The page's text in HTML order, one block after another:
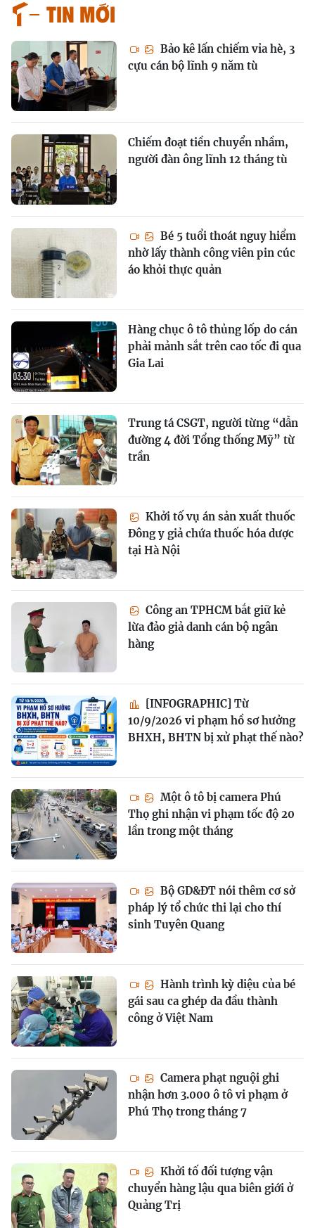
Tin mới
Bảo kê lấn chiếm vỉa hè, 3
cựu cán bộ lĩnh 9 năm tù
Chiếm đoạt tiền chuyển nhầm,
người đàn ông lĩnh 12 tháng tù
Bé 5 tuổi thoát nguy hiểm
nhờ lấy thành công viên pin cúc
áo khỏi thực quản
Hàng chục ô tô thủng lốp do cán
phải mảnh sắt trên cao tốc đi qua
Gia Lai
Trung tá CSGT, người từng “dẫn
đường 4 đời Tổng thống Mỹ” từ
trần
Khởi tố vụ án sản xuất thuốc
Đông y giả chứa thuốc hóa dược
tại Hà Nội
Công an TPHCM bắt giữ kẻ
lừa đảo giả danh cán bộ ngân
hàng
[INFOGRAPHIC] Từ
10/9/2026 vi phạm hồ sơ hưởng
BHXH, BHTN bị xử phạt thế nào?
Một ô tô bị camera Phú
Thọ ghi nhận vi phạm tốc độ 20
lần trong một tháng
Bộ GD&ĐT nói thêm cơ sở
pháp lý tổ chức thi lại cho thí
sinh Tuyên Quang
Hành trình kỳ diệu của bé
gái sau ca ghép da đầu thành
công ở Việt Nam
Camera phạt nguội ghi
nhận hơn 3.000 ô tô vi phạm ở
Phú Thọ trong tháng 7
Khởi tố đối tượng vận
chuyển hàng lậu qua biên giới ở
Quảng Trị